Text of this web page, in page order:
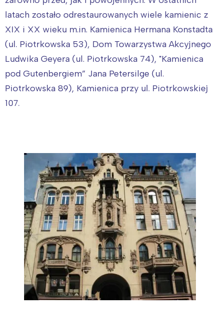
latach zostało odrestaurowanych wiele kamienic z
XIX i XX wieku m.in. Kamienica Hermana Konstadta
(ul. Piotrkowska 53), Dom Towarzystwa Akcyjnego
Ludwika Geyera (ul. Piotrkowska 74), "Kamienica
pod Gutenbergiem” Jana Petersilge (ul.
Piotrkowska 89), Kamienica przy ul. Piotrkowskiej
107.